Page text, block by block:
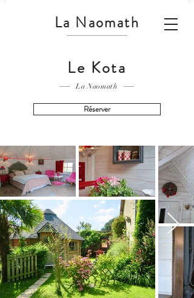
La Naomath
Le Kota
La Naomath
Réserver